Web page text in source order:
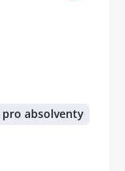
absolventy